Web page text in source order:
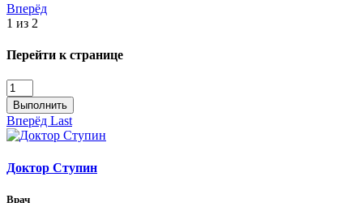
Вперёд
1 из 2
Перейти к странице
Выполнить
Вперёд Last
Доктор Ступин
Врач